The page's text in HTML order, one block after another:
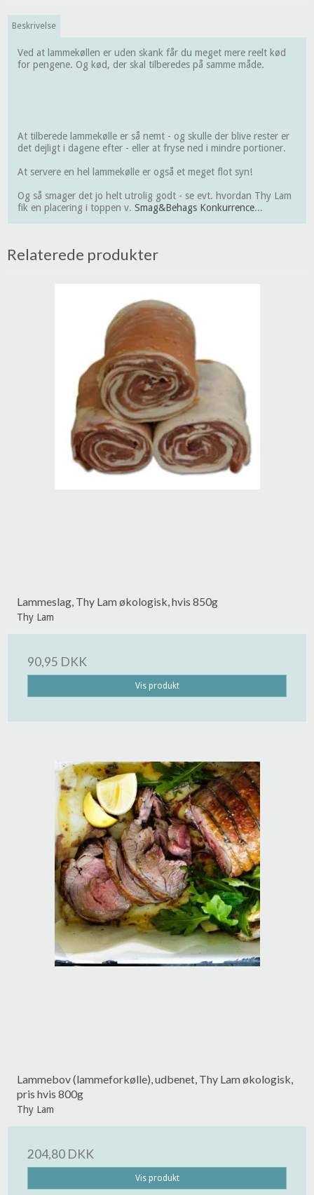
Beskrivelse
Ved at lammekøllen er uden skank får du meget mere reelt kød
for pengene. Og kød, der skal tilberedes på samme måde.
At tilberede lammekølle er så nemt - og skulle der blive rester er
det dejligt i dagene efter - eller at fryse ned i mindre portioner.
At servere en hel lammekølle er også et meget flot syn!
Og så smager det jo helt utrolig godt - se evt. hvordan Thy Lam
fik en placering i toppen v. Smag&Behags Konkurrence...
Relaterede produkter
Lammeslag, Thy Lam økologisk, hvis 850g
Thy Lam
90,95 DKK
Vis produkt
Lammebov (lammeforkølle), udbenet, Thy Lam økologisk,
pris hvis 800g
Thy Lam
204,80 DKK
Vis produkt